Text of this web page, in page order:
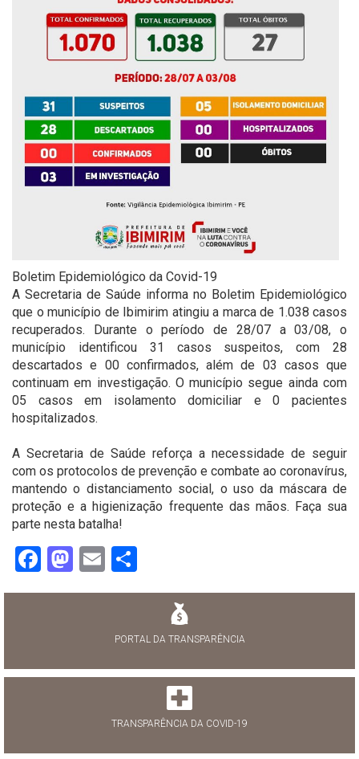
Boletim Epidemiológico da Covid-19
A Secretaria de Saúde informa no Boletim Epidemiológico
que o município de Ibimirim atingiu a marca de 1.038 casos
recuperados. Durante o período de 28/07 a 03/08, o
município identificou 31 casos suspeitos, com 28
descartados e 00 confirmados, além de 03 casos que
continuam em investigação. O município segue ainda com
05 casos em isolamento domiciliar e 0 pacientes
hospitalizados.
A Secretaria de Saúde reforça a necessidade de seguir
com os protocolos de prevenção e combate ao coronavírus,
mantendo o distanciamento social, o uso da máscara de
proteção e a higienização frequente das mãos. Faça sua
parte nesta batalha!
Facebook
Mastodon
Email
PORTAL DA TRANSPARÊNCIA
TRANSPARÊNCIA DA COVID-19